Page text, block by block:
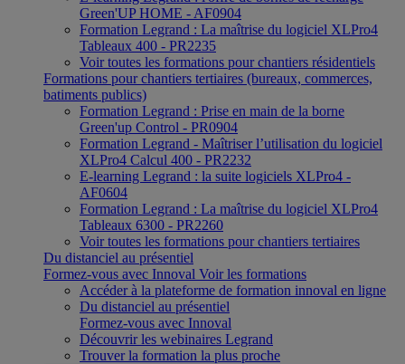
Green'UP HOME - AF0904
Formation Legrand : La maîtrise du logiciel XLPro4
Tableaux 400 - PR2235
Voir toutes les formations pour chantiers résidentiels
Formations pour chantiers tertiaires (bureaux, commerces,
batiments publics)
Formation Legrand : Prise en main de la borne
Green'up Control - PR0904
Formation Legrand - Maîtriser l’utilisation du logiciel
XLPro4 Calcul 400 - PR2232
E-learning Legrand : la suite logiciels XLPro4 -
AF0604
Formation Legrand : La maîtrise du logiciel XLPro4
Tableaux 6300 - PR2260
Voir toutes les formations pour chantiers tertiaires
Du distanciel au présentiel
Formez-vous avec Innoval Voir les formations
Accéder à la plateforme de formation innoval en ligne
Du distanciel au présentiel
Formez-vous avec Innoval
Découvrir les webinaires Legrand
Trouver la formation la plus proche